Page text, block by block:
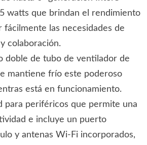
watts que brindan el rendimiento
fácilmente las necesidades de
colaboración.
doble de tubo de ventilador de
mantiene frío este poderoso
está en funcionamiento.
para periféricos que permite una
e incluye un puerto
y antenas Wi-Fi incorporados,